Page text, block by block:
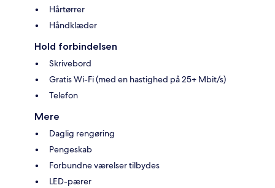
Hårtørrer
Håndklæder
Hold forbindelsen
Skrivebord
Gratis Wi-Fi (med en hastighed på 25+ Mbit/s)
Telefon
Mere
Daglig rengøring
Pengeskab
Forbundne værelser tilbydes
LED-pærer